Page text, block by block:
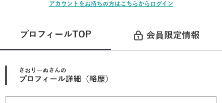
アカウントをお持ちの方はこちらからログイン
プロフィールTOP 会員限定情報
さおりーぬさんの
プロフィール詳細（略歴）